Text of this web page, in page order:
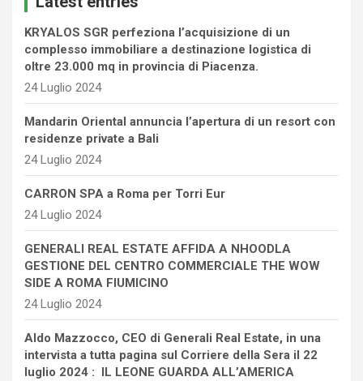
KRYALOS SGR perfeziona l’acquisizione di un
complesso immobiliare a destinazione logistica di
oltre 23.000 mq in provincia di Piacenza.
24 Luglio 2024
Mandarin Oriental annuncia l’apertura di un resort con
residenze private a Bali
24 Luglio 2024
CARRON SPA a Roma per Torri Eur
24 Luglio 2024
GENERALI REAL ESTATE AFFIDA A NHOODLA
GESTIONE DEL CENTRO COMMERCIALE THE WOW
SIDE A ROMA FIUMICINO
24 Luglio 2024
Aldo Mazzocco, CEO di Generali Real Estate, in una
intervista a tutta pagina sul Corriere della Sera il 22
luglio 2024 : IL LEONE GUARDA ALL’AMERICA